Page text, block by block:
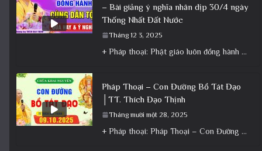
– Bài giảng ý nghĩa nhân dịp 30/4 ngày
Thống Nhất Đất Nước
Tháng 12 3, 2025
+ Pháp thoại: Phật giáo luôn đồng hành cùng Dân tộc – Bài giảng ý nghĩa nhân dịp 30/4 ngày
Pháp Thoại – Con Đường Bồ Tát Đạo
│TT. Thích Đạo Thịnh
Tháng mười một 28, 2025
+ Pháp thoại: Pháp Thoại – Con Đường Bồ Tát Đạo │TT. Thích Đạo Thịnh + Album: Pháp Thoại +